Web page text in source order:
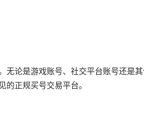
无论是游戏账号、社交平台账号还是
正规买号交易平台。